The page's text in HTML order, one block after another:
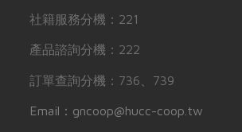
社籍服務分機：221
產品諮詢分機：222
訂單查詢分機：736、739
Email：gncoop@hucc-coop.tw